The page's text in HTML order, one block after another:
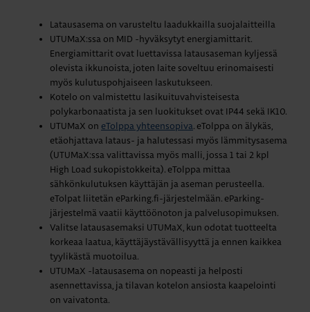
Latausasema on varusteltu laadukkailla suojalaitteilla
UTUMaX:ssa on MID -hyväksytyt energiamittarit.
Energiamittarit ovat luettavissa latausaseman kyljessä
olevista ikkunoista, joten laite soveltuu erinomaisesti
myös kulutuspohjaiseen laskutukseen.
Kotelo on valmistettu lasikuituvahvisteisesta
polykarbonaatista ja sen luokitukset ovat IP44 sekä IK10.
UTUMaX on eTolppa yhteensopiva. eTolppa on älykäs,
etäohjattava lataus- ja halutessasi myös lämmitysasema
(UTUMaX:ssa valittavissa myös malli, jossa 1 tai 2 kpl
High Load sukopistokkeita). eTolppa mittaa
sähkönkulutuksen käyttäjän ja aseman perusteella.
eTolpat liitetän eParking.fi-järjestelmään. eParking-
järjestelmä vaatii käyttöönoton ja palvelusopimuksen.
Valitse latausasemaksi UTUMaX, kun odotat tuotteelta
korkeaa laatua, käyttäjäystävällisyyttä ja ennen kaikkea
tyylikästä muotoilua.
UTUMaX -latausasema on nopeasti ja helposti
asennettavissa, ja tilavan kotelon ansiosta kaapelointi
on vaivatonta.